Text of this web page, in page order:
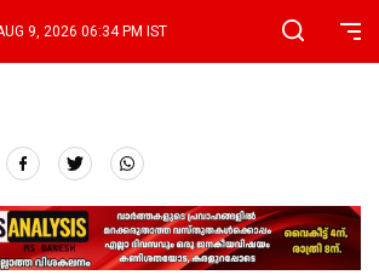
9, 2026 06:34 PM IST